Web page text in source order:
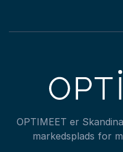
OPTIMEET er
markedsplads for